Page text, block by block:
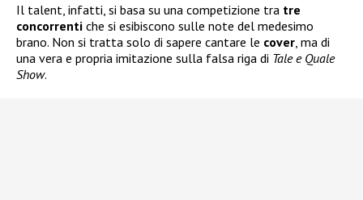
Il talent, infatti, si basa su una competizione tra tre
concorrenti che si esibiscono sulle note del medesimo
brano. Non si tratta solo di sapere cantare le cover , ma di
una vera e propria imitazione sulla falsa riga di Tale e Quale
Show.